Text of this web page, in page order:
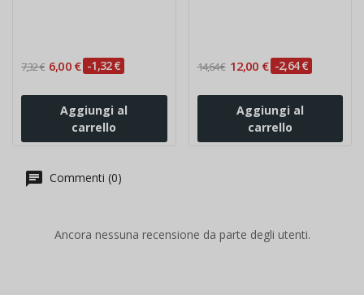
7,32 € 6,00 € -1,32 €
Aggiungi al
carrello
14,64 € 12,00 € -2,64 €
Aggiungi al
carrello
Commenti (0)
Ancora nessuna recensione da parte degli utenti.